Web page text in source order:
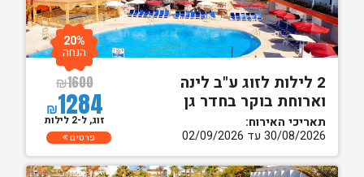
2 לילות לזוג ע"ב לינה
וארוחת בוקר בחדר גן
תאריכי האירוח:
30/08/2026 עד 02/09/2026
₪1600
₪1284
20%
הנחה
זוג, ל-2 לילות
פרטים